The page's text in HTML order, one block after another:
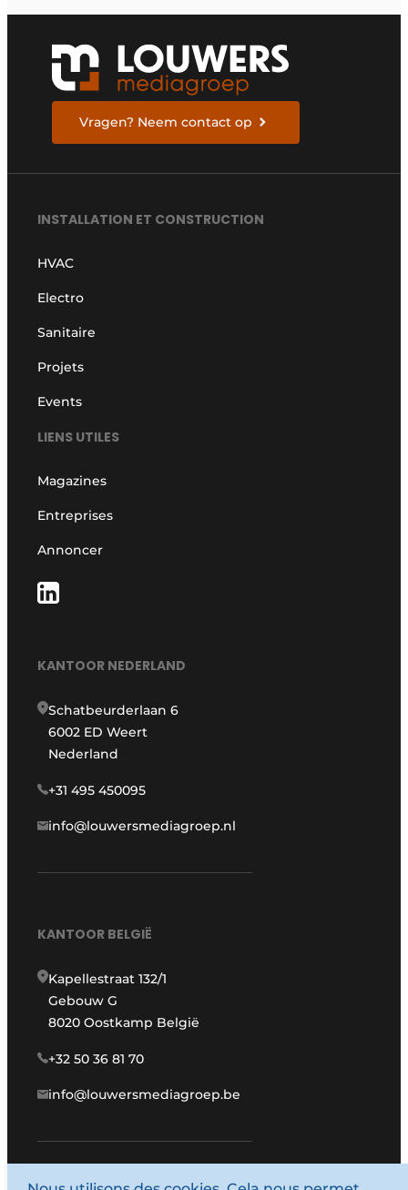
Vragen? Neem contact op
INSTALLATION ET CONSTRUCTION
HVAC
Electro
Sanitaire
Projets
Events
LIENS UTILES
Magazines
Entreprises
Annoncer
KANTOOR NEDERLAND
Schatbeurderlaan 6
6002 ED Weert
Nederland
+31 495 450095
info@louwersmediagroep.nl
KANTOOR BELGIË
Kapellestraat 132/1
Gebouw G
8020 Oostkamp België
+32 50 36 81 70
info@louwersmediagroep.be